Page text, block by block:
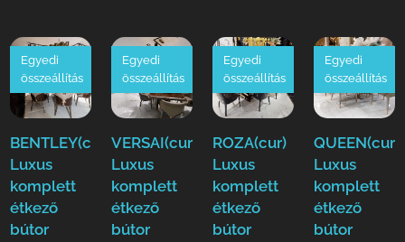
BENTLEY(cur)
Luxus
komplett
étkező
bútor
Egyedi
összeállítás
VERSAI(cur)
Luxus
komplett
étkező
bútor
Egyedi
összeállítás
ROZA(cur)
Luxus
komplett
étkező
bútor
Egyedi
összeállítás
QUEEN(cur)
Luxus
komplett
étkező
bútor
Egyedi
összeállítás